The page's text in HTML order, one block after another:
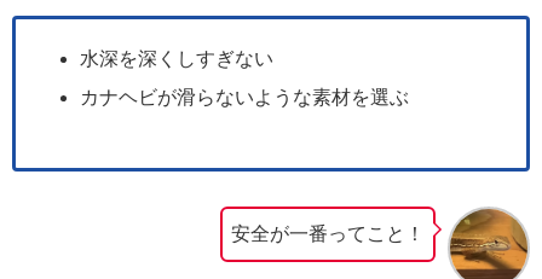
水深を深くしすぎない
カナヘビが滑らないような素材を選ぶ
安全が一番ってこと！